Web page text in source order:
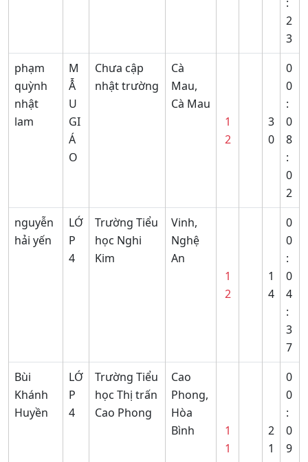
2
3
phạm
quỳnh
nhật
lam
M
Ẫ
U
GI
Á
O
Chưa cập
nhật trường
Cà
Mau,
Cà Mau
1
2
3
0
0
0
:
0
8
:
0
2
nguyễn
hải yến
LỚ
P
4
Trường Tiểu
học Nghi
Kim
Vinh,
Nghệ
An
1
2
1
4
0
0
:
0
4
:
3
7
Bùi
Khánh
Huyền
LỚ
P
4
Trường Tiểu
học Thị trấn
Cao Phong
Cao
Phong,
Hòa
Bình
1
1
2
1
0
0
:
0
9